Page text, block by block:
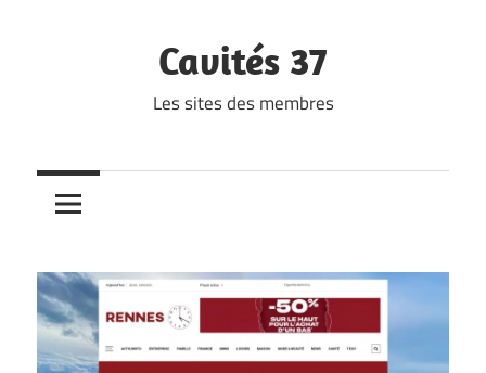
Cavités 37
Les sites des membres